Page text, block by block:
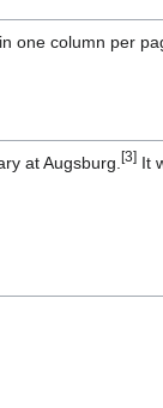
one column per
at Augsburg. [3] It